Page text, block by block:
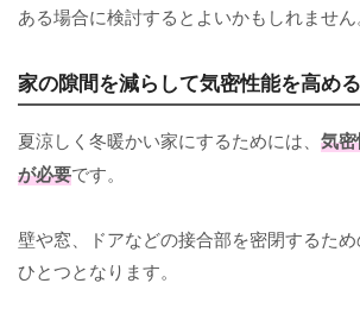
ある場合に検討するとよいかもしれません
家の隙間を減らして気密性能を高める
夏涼しく冬暖かい家にするためには、 気
が必要です。
壁や窓、ドアなどの接合部を密閉するた
ひとつとなります。